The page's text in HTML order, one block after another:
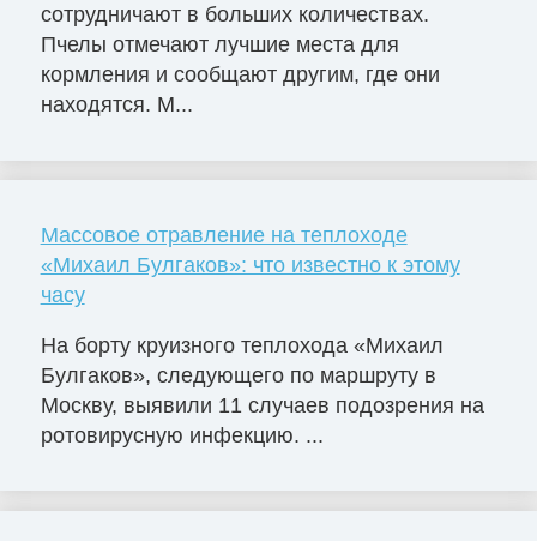
сотрудничают в больших количествах.
Пчелы отмечают лучшие места для
кормления и сообщают другим, где они
находятся. М...
Массовое отравление на теплоходе
«Михаил Булгаков»: что известно к этому
часу
На борту круизного теплохода «Михаил
Булгаков», следующего по маршруту в
Москву, выявили 11 случаев подозрения на
ротовирусную инфекцию. ...